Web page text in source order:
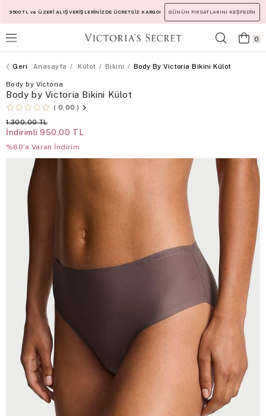
3500 TL ve ÜZERİ ALIŞVERİŞLERİNİZDE ÜCRETSİZ KARGO! GÜNÜN FIRSATLARINI KEŞFEDİN
0
Anasayfa Külot Bikini Body By Victoria Bikini Külot
Body by Victoria
Body by Victoria Bikini Külot
0,00
1.300,00 TL
İndirimli 950,00 TL
%60'a Varan İndirim